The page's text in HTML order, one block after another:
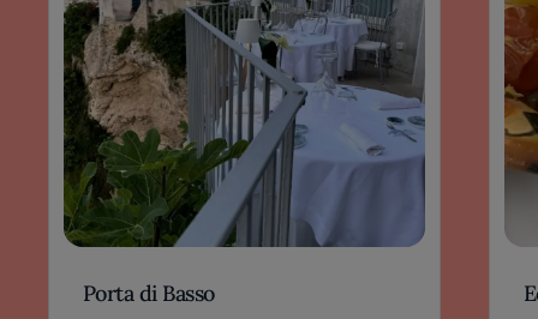
Porta di Basso